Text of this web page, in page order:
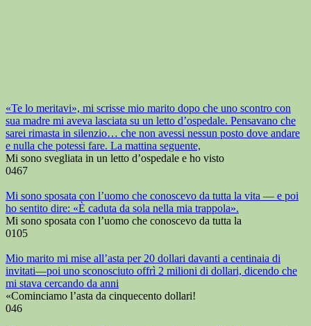
«Te lo meritavi», mi scrisse mio marito dopo che uno scontro con
sua madre mi aveva lasciata su un letto d’ospedale. Pensavano che
sarei rimasta in silenzio… che non avessi nessun posto dove andare
e nulla che potessi fare. La mattina seguente,
Mi sono svegliata in un letto d’ospedale e ho visto
0467
Mi sono sposata con l’uomo che conoscevo da tutta la vita — e poi
ho sentito dire: «È caduta da sola nella mia trappola».
Mi sono sposata con l’uomo che conoscevo da tutta la
0105
Mio marito mi mise all’asta per 20 dollari davanti a centinaia di
invitati—poi uno sconosciuto offrì 2 milioni di dollari, dicendo che
mi stava cercando da anni
«Cominciamo l’asta da cinquecento dollari!
046